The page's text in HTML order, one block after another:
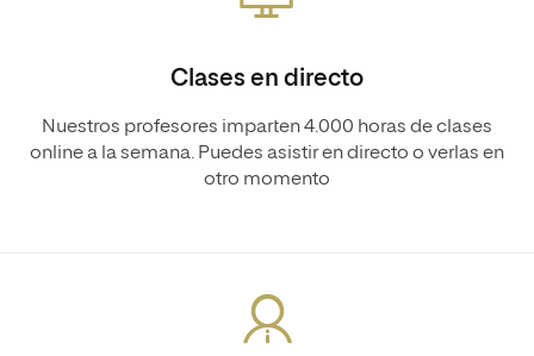
Clases en directo
Nuestros profesores imparten 4.000 horas de clases
online a la semana. Puedes asistir en directo o verlas en
otro momento